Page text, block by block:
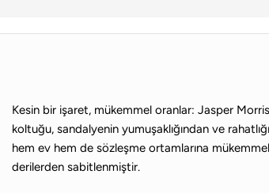
Kesin bir işaret, mükemmel oranlar: Jasper
koltuğu, sandalyenin yumuşaklığından ve
hem ev hem de sözleşme ortamlarına
derilerden sabitlenmiştir.